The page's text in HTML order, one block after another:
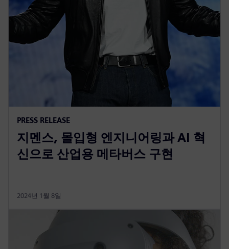
PRESS RELEASE
지멘스, 몰입형 엔지니어링과 AI 혁
신으로 산업용 메타버스 구현
2024년 1월 8일